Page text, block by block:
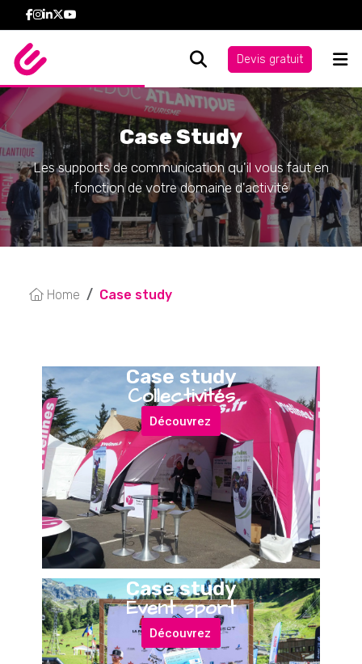
Devis gratuit
Case Study
Les supports de communication qu'il vous faut en
fonction de votre domaine d'activité
Home Case study
Case study
Collectivités
Découvrez
Case study
Event sport
Découvrez